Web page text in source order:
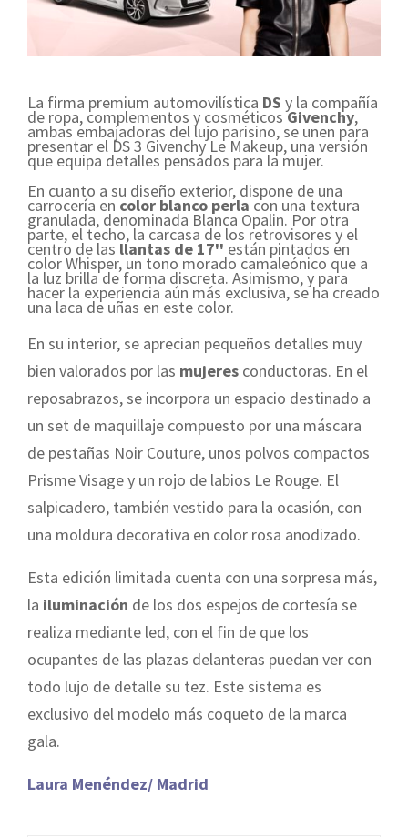
La firma premium automovilística DS y la compañía
de ropa, complementos y cosméticosGivenchy,
ambas embajadoras del lujo parisino, se unen para
presentar el DS 3 Givenchy Le Makeup, una versión
que equipa detalles pensados para la mujer.
En cuanto a su diseño exterior, dispone de una
carrocería en color blanco perla con una textura
granulada, denominada Blanca Opalin. Por otra
parte, el techo, la carcasa de los retrovisores y el
centro de las llantas de 17'' están pintados en
color Whisper, un tono morado camaleónico que a
la luz brilla de forma discreta. Asimismo, y para
hacer la experiencia aún más exclusiva, se ha creado
una laca de uñas en este color.
En su interior, se aprecian pequeños detalles muy
bien valorados por las mujeres conductoras. En el
reposabrazos, se incorpora un espacio destinado a
un set de maquillaje compuesto por una máscara
de pestañas Noir Couture, unos polvos compactos
Prisme Visage y un rojo de labios Le Rouge. El
salpicadero, también vestido para la ocasión, con
una moldura decorativa en color rosa anodizado.
Esta edición limitada cuenta con una sorpresa más,
la iluminación de los dos espejos de cortesía se
realiza mediante led, con el fin de que los
ocupantes de las plazas delanteras puedan ver con
todo lujo de detalle su tez. Este sistema es
exclusivo del modelo más coqueto de la marca
gala.
Laura Menéndez/ Madrid